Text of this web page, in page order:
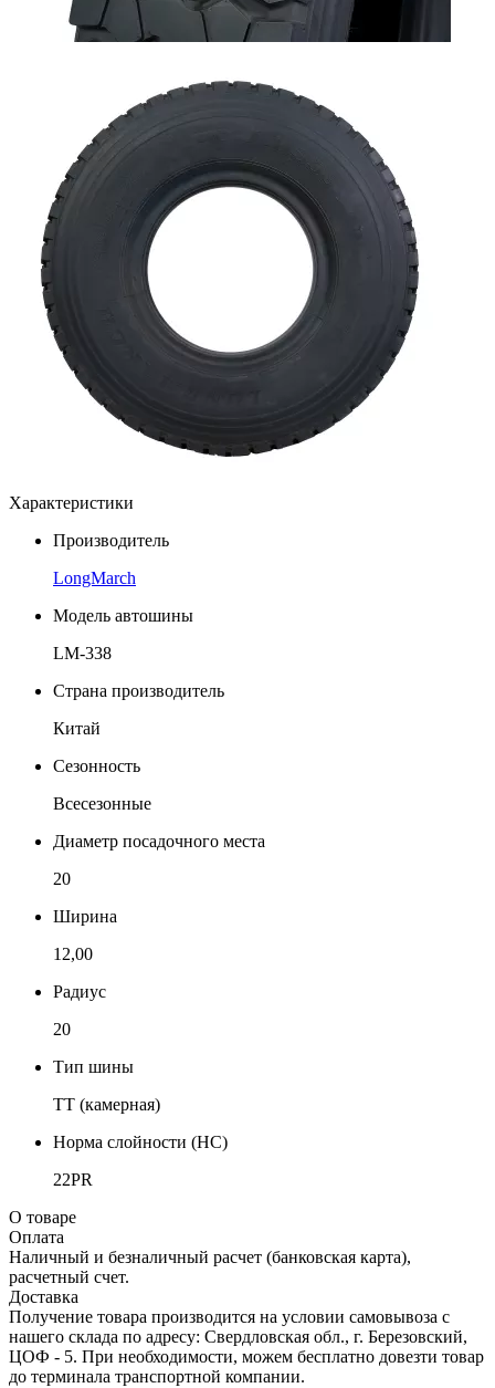
Характеристики
Производитель
LongMarch
Модель автошины
LM-338
Страна производитель
Китай
Сезонность
Всесезонные
Диаметр посадочного места
20
Ширина
12,00
Радиус
20
Тип шины
TT (камерная)
Норма слойности (НС)
22PR
О товаре
Оплата
Наличный и безналичный расчет (банковская карта),
расчетный счет.
Доставка
Получение товара производится на условии самовывоза с
нашего склада по адресу: Свердловская обл., г. Березовский,
ЦОФ - 5. При необходимости, можем бесплатно довезти товар
до терминала транспортной компании.